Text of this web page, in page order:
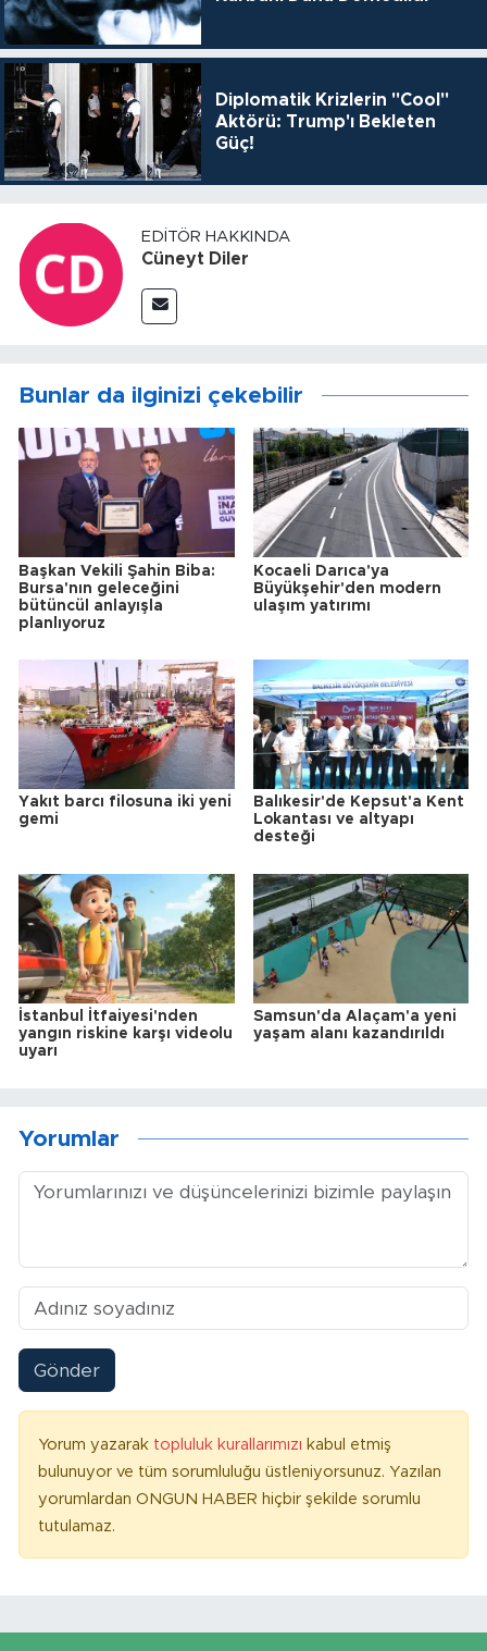
Diplomatik Krizlerin "Cool"
Aktörü: Trump'ı Bekleten
Güç!
EDITÖR HAKKINDA
Cüneyt Diler
Bunlar da ilginizi çekebilir
Başkan Vekili Şahin Biba:
Bursa'nın geleceğini
bütüncül anlayışla
planlıyoruz
Kocaeli Darıca'ya
Büyükşehir'den modern
ulaşım yatırımı
Yakıt barcı filosuna iki yeni
gemi
Balıkesir'de Kepsut'a Kent
Lokantası ve altyapı
desteği
İstanbul İtfaiyesi'nden
yangın riskine karşı videolu
uyarı
Samsun'da Alaçam'a yeni
yaşam alanı kazandırıldı
Yorumlar
Gönder
Yorum yazarak topluluk kurallarımızı kabul etmiş
bulunuyor ve tüm sorumluluğu üstleniyorsunuz. Yazılan
yorumlardan ONGUN HABER hiçbir şekilde sorumlu
tutulamaz.